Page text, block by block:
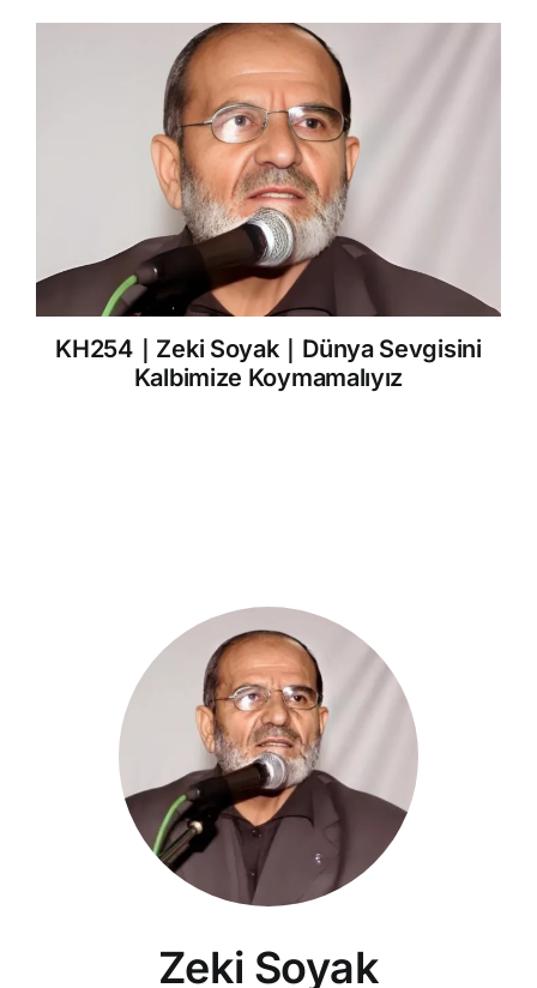
KH254｜Zeki Soyak｜Dünya Sevgisini
Kalbimize Koymamalıyız
Zeki Soyak